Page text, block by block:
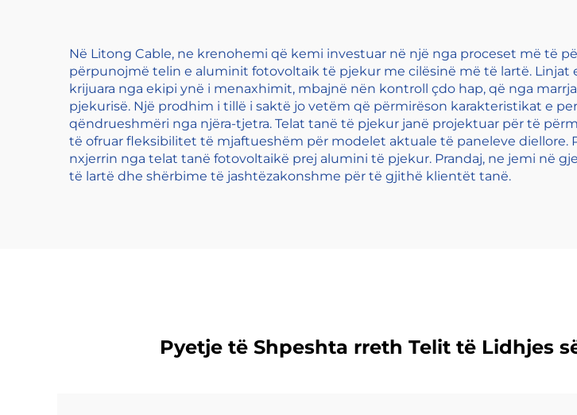
Në Litong Cable, ne krenohemi që kemi investuar në një nga proceset më të
përpunojmë telin e aluminit fotovoltaik të pjekur me cilësinë më të lartë.
krijuara nga ekipi ynë i menaxhimit, mbajnë nën kontroll çdo hap, që nga
pjekurisë. Një prodhim i tillë i saktë jo vetëm që përmirëson karakteristikat e
qëndrueshmëri nga njëra-tjetra. Telat tanë të pjekur janë projektuar për të
të ofruar fleksibilitet të mjaftueshëm për modelet aktuale të paneleve diellore.
nxjerrin nga telat tanë fotovoltaikë prej alumini të pjekur. Prandaj, ne jemi në
të lartë dhe shërbime të jashtëzakonshme për të gjithë klientët tanë.
Pyetje të Shpeshta rreth Telit të Lidhjes